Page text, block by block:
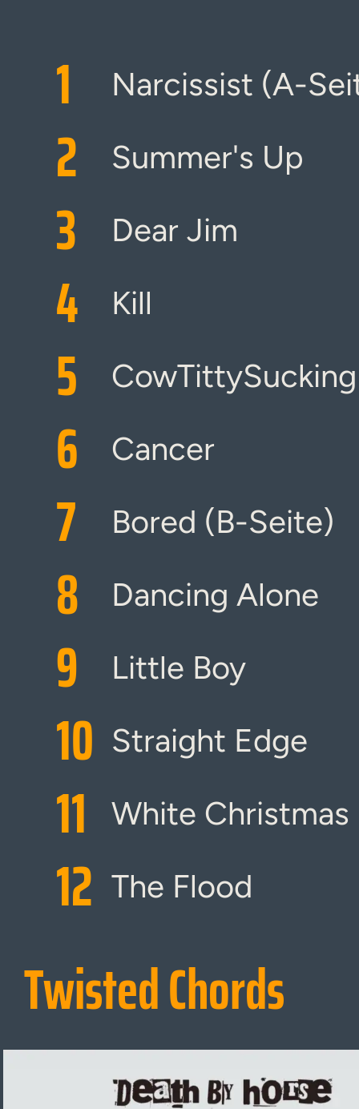
1 Narcissist (A-
2 Summer's Up
3 Dear Jim
4 Kill
5
6 Cancer
7 Bored (B-Seite)
8 Dancing Alone
9 Little Boy
10 Straight Edge
11 White Christmas
12 The Flood
Twisted Chords